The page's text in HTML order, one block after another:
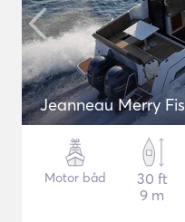
Jeanneau Merry
Motor båd
30 ft
9 m